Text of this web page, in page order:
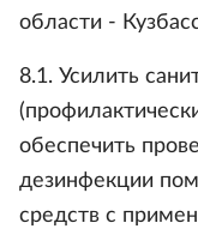
области -
8.1. Усилить
обеспечить
дезинфекции
средств с